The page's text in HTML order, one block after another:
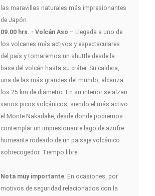
las maravillas naturales más impresionantes
de Japón.
09.00 hrs. - Volcán Aso – Llegada a uno de
los volcanes más activos y espectaculares
del país y tomaremos un shuttle desde la
base del volcán hasta su cráter. Su caldera,
una de las más grandes del mundo, alcanza
los 25 km de diámetro. En su interior se alzan
varios picos volcánicos, siendo el más activo
el Monte Nakadake, desde donde podremos
contemplar un impresionante lago de azufre
humeante rodeado de un paisaje volcánico
sobrecogedor. Tiempo libre.
Nota muy importante: En ocasiones, por
motivos de seguridad relacionados con la